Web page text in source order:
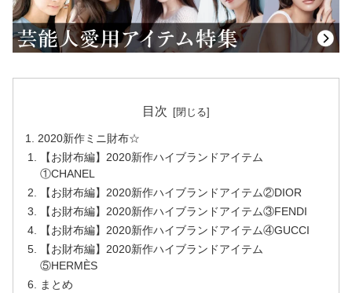
目次
2020新作ミニ財布☆
【お財布編】2020新作ハイブランドアイテム
①CHANEL
【お財布編】2020新作ハイブランドアイテム②DIOR
【お財布編】2020新作ハイブランドアイテム③FENDI
【お財布編】2020新作ハイブランドアイテム④GUCCI
【お財布編】2020新作ハイブランドアイテム
⑤HERMÈS
まとめ